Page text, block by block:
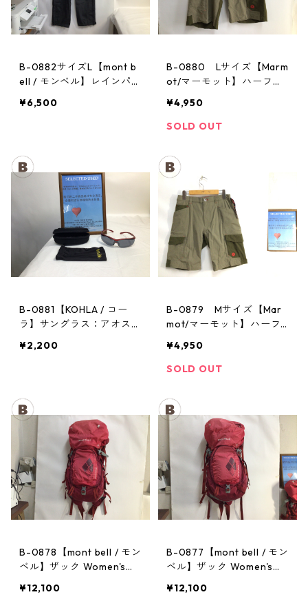
B-0882サイズL【mont b
ell / モンベル】レインパン
ィースL
¥6,500
B-0880 Lサイズ【Marm
ot/マーモット】ハーフパ
Men's BGOL
¥4,950
SOLD OUT
B-0881【KOHLA / コー
ラ】サングラス：アオスタ
¥2,200
B-0879 Mサイズ【Mar
mot/マーモット】ハーフ
Men's BGOL
¥4,950
SOLD OUT
B-0878【mont bell / モン
ベル】ザック Women's：
¥12,100
B-0877【mont bell / モン
ベル】ザック Women's：
¥12,100